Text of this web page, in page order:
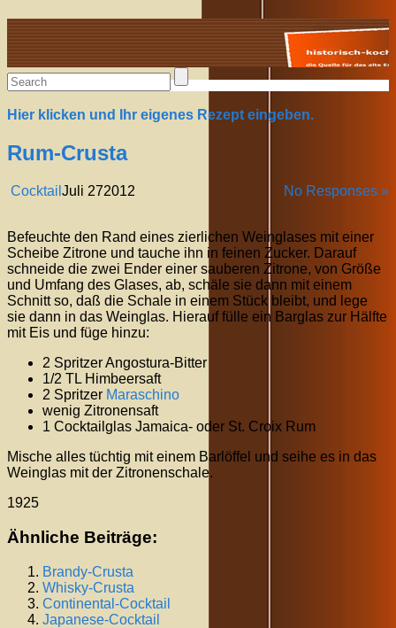
Alte Rezepte online
Hier klicken und Ihr eigenes Rezept eingeben.
Rum-Crusta
Cocktail No Responses »
Juli 272012
Befeuchte den Rand eines zierlichen Weinglases mit einer
Scheibe Zitrone und tauche ihn in feinen Zucker. Darauf
schneide die zwei Ender einer sauberen Zitrone, von Größe
und Umfang des Glases, ab, schäle sie dann mit einem
Schnitt so, daß die Schale in einem Stück bleibt, und lege
sie dann in das Weinglas. Hierauf fülle ein Barglas zur Hälfte
mit Eis und füge hinzu:
2 Spritzer Angostura-Bitter
1/2 TL Himbeersaft
2 Spritzer Maraschino
wenig Zitronensaft
1 Cocktailglas Jamaica- oder St. Croix Rum
Mische alles tüchtig mit einem Barlöffel und seihe es in das
Weinglas mit der Zitronenschale.
1925
Ähnliche Beiträge:
Brandy-Crusta
Whisky-Crusta
Continental-Cocktail
Japanese-Cocktail